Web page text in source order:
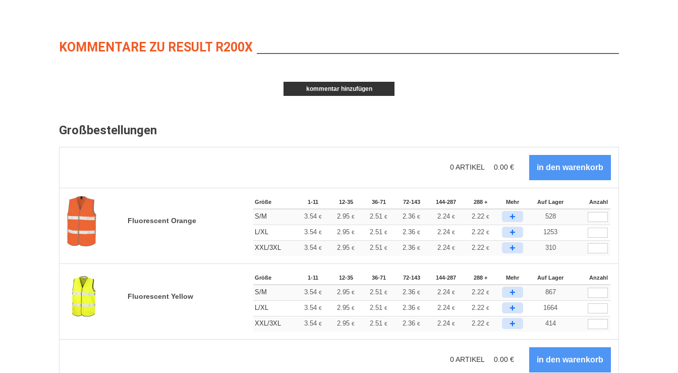
KOMMENTARE ZU RESULT R200X
kommentar hinzufügen
Großbestellungen
0ARTIKEL 0.00 €
Fluorescent Orange
Größe 1-11 12-35 36-71 72-143 144-287 288 + Mehr Auf Lager Anzahl
S/M 3.54€ 2.95€ 2.51€ 2.36€ 2.24 € 2.22€ + 528
L/XL 3.54€ 2.95€ 2.51€ 2.36€ 2.24 € 2.22€ + 1253
XXL/3XL 3.54€ 2.95€ 2.51€ 2.36€ 2.24 € 2.22€ + 310
Fluorescent Yellow
Größe 1-11 12-35 36-71 72-143 144-287 288 + Mehr Auf Lager Anzahl
S/M 3.54€ 2.95€ 2.51€ 2.36€ 2.24 € 2.22€ + 867
L/XL 3.54€ 2.95€ 2.51€ 2.36€ 2.24 € 2.22€ + 1664
XXL/3XL 3.54€ 2.95€ 2.51€ 2.36€ 2.24 € 2.22€ + 414
0ARTIKEL 0.00 €